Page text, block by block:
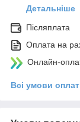
Детальніше
Післяплата
Оплата на
Онлайн-
Всі умови